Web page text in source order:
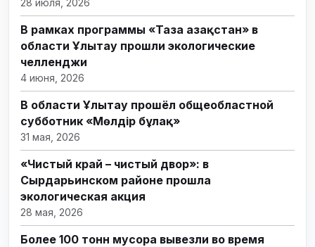
В рамках программы «Таза Қазақстан» в
области Ұлытау прошли экологические
челленджи
4 июня, 2026
В области Ұлытау прошёл общеобластной
субботник «Мөлдір бұлақ»
31 мая, 2026
«Чистый край – чистый двор»: в
Сырдарьинском районе прошла
экологическая акция
28 мая, 2026
Более 100 тонн мусора вывезли во время